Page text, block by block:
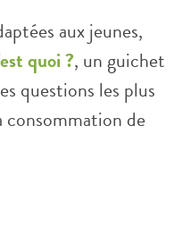
aux jeunes,
quoi ?, un guichet
questions les plus
consommation de